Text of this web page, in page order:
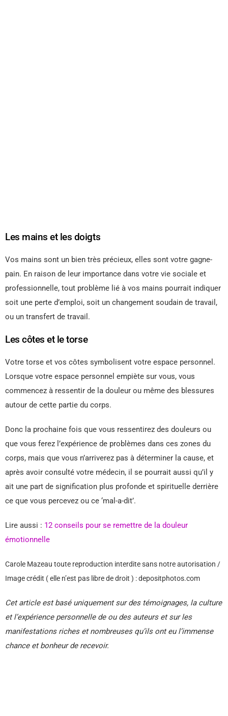
Les mains et les doigts
Vos mains sont un bien très précieux, elles sont votre gagne-
pain. En raison de leur importance dans votre vie sociale et
professionnelle, tout problème lié à vos mains pourrait indiquer
soit une perte d’emploi, soit un changement soudain de travail,
ou un transfert de travail.
Les côtes et le torse
Votre torse et vos côtes symbolisent votre espace personnel.
Lorsque votre espace personnel empiète sur vous, vous
commencez à ressentir de la douleur ou même des blessures
autour de cette partie du corps.
Donc la prochaine fois que vous ressentirez des douleurs ou
que vous ferez l’expérience de problèmes dans ces zones du
corps, mais que vous n’arriverez pas à déterminer la cause, et
après avoir consulté votre médecin, il se pourrait aussi qu’il y
ait une part de signification plus profonde et spirituelle derrière
ce que vous percevez ou ce ‘mal-a-dit’.
Lire aussi : 12 conseils pour se remettre de la douleur
émotionnelle
Carole Mazeau toute reproduction interdite sans notre autorisation /
Image crédit ( elle n’est pas libre de droit ) : depositphotos.com
Cet article est basé uniquement sur des témoignages, la culture
et l’expérience personnelle de ou des auteurs et sur les
manifestations riches et nombreuses qu’ils ont eu l’immense
chance et bonheur de recevoir.